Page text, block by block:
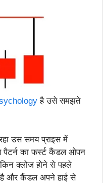
है उसे समझते
उस समय प्राइस में
का फर्स्ट कैंडल ओपन
क्लोज होने से पहले
और कैंडल अपने हाई से